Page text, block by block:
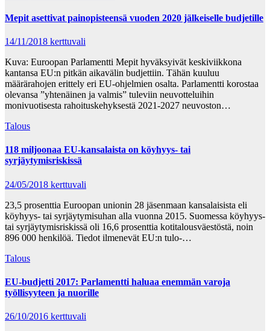
Mepit asettivat painopisteensä vuoden 2020 jälkeiselle budjetille
14/11/2018 kerttuvali
Kuva: Euroopan Parlamentti Mepit hyväksyivät keskiviikkona
kantansa EU:n pitkän aikavälin budjettiin. Tähän kuuluu
määrärahojen erittely eri EU-ohjelmien osalta. Parlamentti korostaa
olevansa ”yhtenäinen ja valmis” tuleviin neuvotteluihin
monivuotisesta rahoituskehyksestä 2021-2027 neuvoston…
Talous
118 miljoonaa EU-kansalaista on köyhyys- tai
syrjäytymisriskissä
24/05/2018 kerttuvali
23,5 prosenttia Euroopan unionin 28 jäsenmaan kansalaisista eli
köyhyys- tai syrjäytymisuhan alla vuonna 2015. Suomessa köyhyys-
tai syrjäytymisriskissä oli 16,6 prosenttia kotitalousväestöstä, noin
896 000 henkilöä. Tiedot ilmenevät EU:n tulo-…
Talous
EU-budjetti 2017: Parlamentti haluaa enemmän varoja
työllisyyteen ja nuorille
26/10/2016 kerttuvali